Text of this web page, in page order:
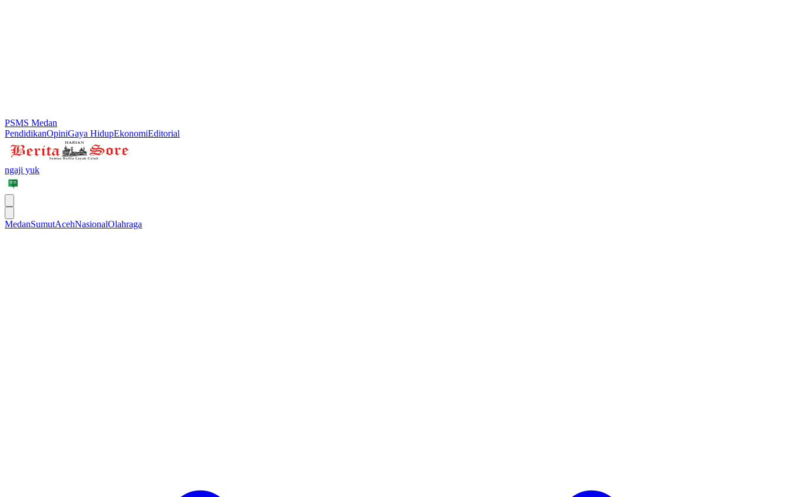
PSMS Medan
PendidikanOpiniGaya HidupEkonomiEditorial
ngaji yuk
MedanSumutAcehNasionalOlahraga